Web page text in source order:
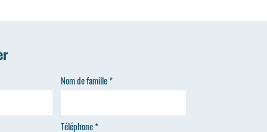
Nom de famille
Téléphone